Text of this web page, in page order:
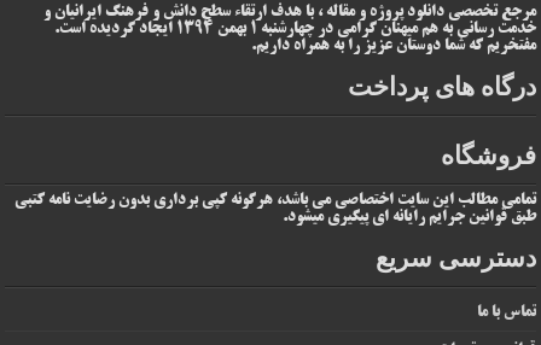
مرجع تخصصی دانلود پروژه و مقاله ، با هدف ارتقاء سطح دانش و فرهنگ ایرانیان و
خدمت رسانی به هم میهنان گرامی در چهارشنبه 1 بهمن 1394 ایجاد گردیده است.
مفتخریم که شما دوستان عزیز را به همراه داریم.
درگاه های پرداخت
فروشگاه
تمامی مطالب این سایت اختصاصی می باشد، هرگونه کپی برداری بدون رضایت نامه کتبی
طبق قوانین جرایم رایانه ای پیگیری میشود.
دسترسی سریع
تماس با ما